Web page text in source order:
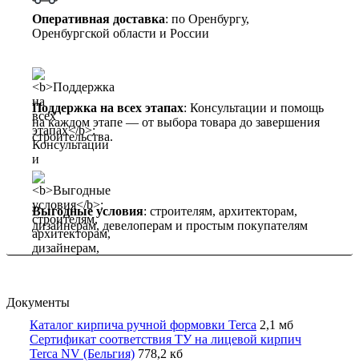
Оперативная доставка: по Оренбургу,
Оренбургской области и России
Поддержка на всех этапах: Консультации и помощь
на каждом этапе — от выбора товара до завершения
строительства.
Выгодные условия: строителям, архитекторам,
дизайнерам, девелоперам и простым покупателям
Документы
Каталог кирпича ручной формовки Terca 2,1 мб
Сертификат соответствия ТУ на лицевой кирпич
Terca NV (Бельгия) 778,2 кб